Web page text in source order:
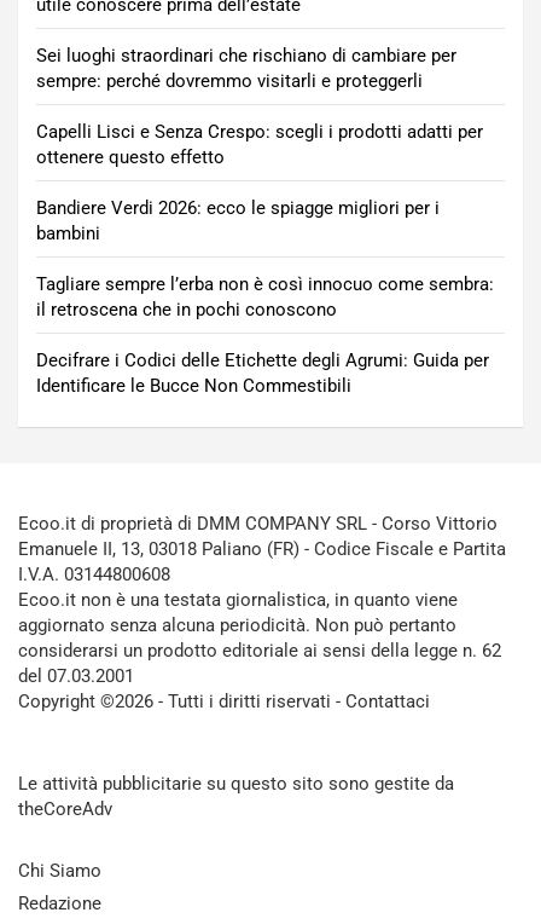
utile conoscere prima dell’estate
Sei luoghi straordinari che rischiano di cambiare per
sempre: perché dovremmo visitarli e proteggerli
Capelli Lisci e Senza Crespo: scegli i prodotti adatti per
ottenere questo effetto
Bandiere Verdi 2026: ecco le spiagge migliori per i
bambini
Tagliare sempre l’erba non è così innocuo come sembra:
il retroscena che in pochi conoscono
Decifrare i Codici delle Etichette degli Agrumi: Guida per
Identificare le Bucce Non Commestibili
Ecoo.it di proprietà di DMM COMPANY SRL - Corso Vittorio
Emanuele II, 13, 03018 Paliano (FR) - Codice Fiscale e Partita
I.V.A. 03144800608
Ecoo.it non è una testata giornalistica, in quanto viene
aggiornato senza alcuna periodicità. Non può pertanto
considerarsi un prodotto editoriale ai sensi della legge n. 62
del 07.03.2001
Copyright ©2026 - Tutti i diritti riservati - Contattaci
Le attività pubblicitarie su questo sito sono gestite da
theCoreAdv
Chi Siamo
Redazione